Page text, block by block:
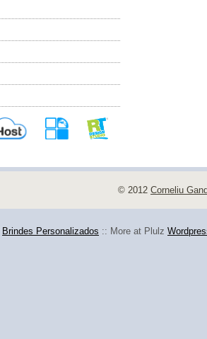
© 2012 Corneliu
Brindes Personalizados :: More at Plulz